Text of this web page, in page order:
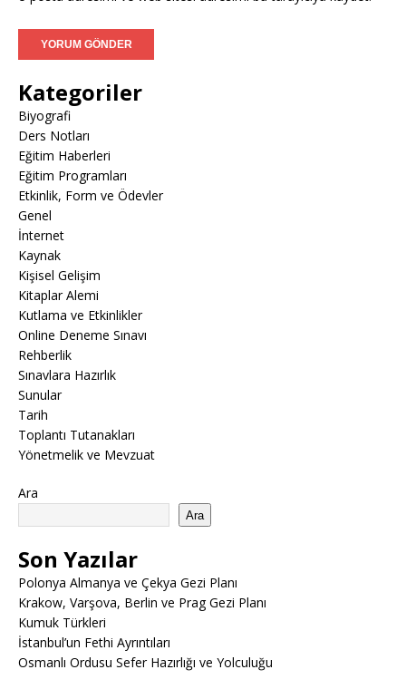
Kategoriler
Biyografi
Ders Notları
Eğitim Haberleri
Eğitim Programları
Etkinlik, Form ve Ödevler
Genel
İnternet
Kaynak
Kişisel Gelişim
Kitaplar Alemi
Kutlama ve Etkinlikler
Online Deneme Sınavı
Rehberlik
Sınavlara Hazırlık
Sunular
Tarih
Toplantı Tutanakları
Yönetmelik ve Mevzuat
Ara
Ara
Son Yazılar
Polonya Almanya ve Çekya Gezi Planı
Krakow, Varşova, Berlin ve Prag Gezi Planı
Kumuk Türkleri
İstanbul’un Fethi Ayrıntıları
Osmanlı Ordusu Sefer Hazırlığı ve Yolculuğu